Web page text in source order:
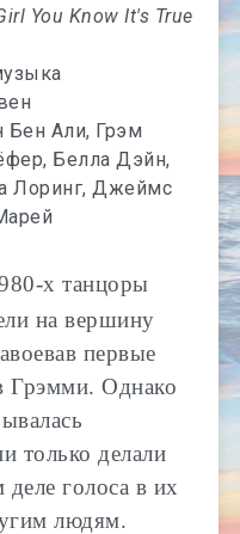
You Know It's True
Али, Грэм
Белла Дэйн,
Лоринг, Джеймс
х танцоры
на вершину
первые
Грэмми. Однако
только делали
голоса в их
людям.